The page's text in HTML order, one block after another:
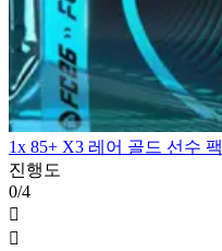
1x 85+ X3 레어 골드 선수 팩
진행도
0/4

